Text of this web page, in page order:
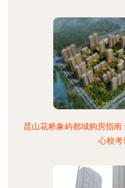
昆山花桥象屿都城购房指
心校考